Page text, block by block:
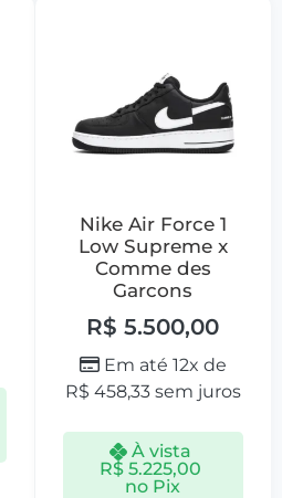
Nike Air Force 1
Low Supreme x
Comme des
Garcons
R$ 5.500,00
Em até 12x de
R$ 458,33sem juros
À vista
R$ 5.225,00
no Pix